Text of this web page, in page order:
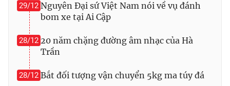
THỜI BÁO VTV
Theo dõi báo trên
29/12 Nguyên Đại sứ Việt Nam nói về vụ đánh
bom xe tại Ai Cập
28/12 20 năm chặng đường âm nhạc của Hà
Trần
28/12 Bắt đối tượng vận chuyển 5kg ma túy đá